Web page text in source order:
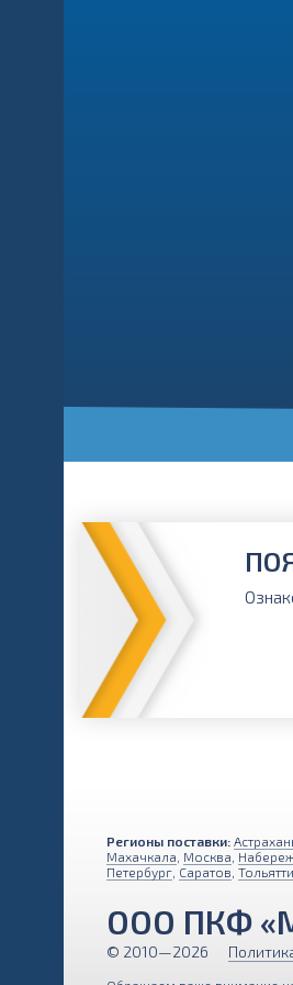
Регионы поставки:
Махачкала Москва
Петербург Саратов Тольятти
ООО ПКФ
© 2010—2026